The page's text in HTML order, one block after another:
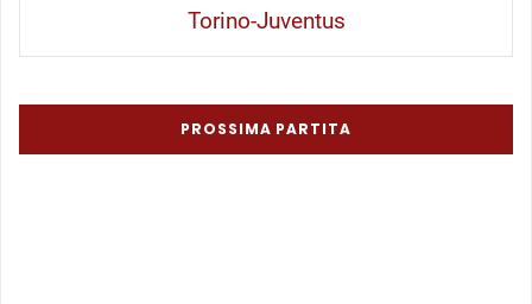
Torino-Juventus
PROSSIMA PARTITA